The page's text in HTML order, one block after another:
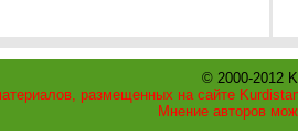
© 2000-2012
размещенных на сайте
Мнение авторов